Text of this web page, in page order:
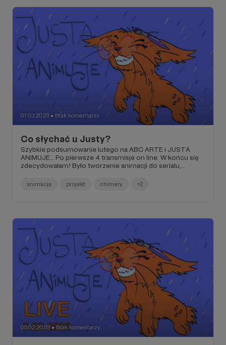
01.03.2023 ● Brak komentarzy
Co słychać u Justy?
Szybkie podsumowanie lutego na ABC ARTE i JUSTA
ANIMUJE… Po pierwsze 4 transmisje on line. W końcu się
zdecydowałam! Było tworzenie animacji do serialu,
smoków i kotów. Kto był na ostatnim LIVE 26.02, ten wie,
o co biega.
animacja projekt chimery +2
05.02.2023 ● Brak komentarzy